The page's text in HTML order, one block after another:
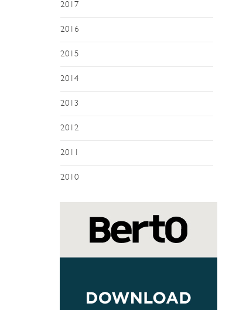
2017
2016
2015
2014
2013
2012
2011
2010